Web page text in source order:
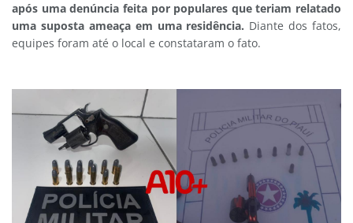
após uma denúncia feita por populares que teriam relatado
uma suposta ameaça em uma residência. Diante dos fatos,
equipes foram até o local e constataram o fato.